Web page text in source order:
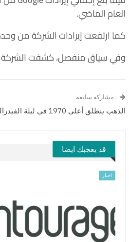
العام الماضي.
كما ارتفعت إيرادات الشركة من وحدة
وفي سياق منفصل، كشفت الشركة أن
مشاركة سابقة
الذهب ينطلق أعلى 1970 في ليلة الفيدرالي
قد يعجبك ايضا
اخبار